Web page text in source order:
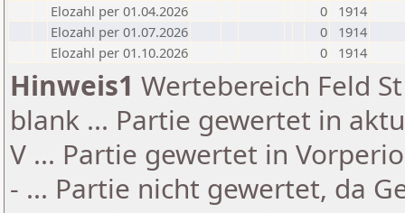
Elozahl per 01.04.2026
0
1914
Elozahl per 01.07.2026
0
1914
Elozahl per 01.10.2026
0 1914
Hinweis1 Wertebereich Feld
blank ... Partie gewertet in
V ... Partie gewertet in
- ... Partie nicht gewertet, da